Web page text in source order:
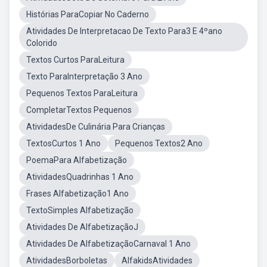
Histórias ParaCopiar No Caderno
Atividades De Interpretacao De Texto Para3 E 4ºano
Colorido
Textos Curtos ParaLeitura
Texto ParaInterpretação 3 Ano
Pequenos Textos ParaLeitura
CompletarTextos Pequenos
AtividadesDe Culinária Para Crianças
TextosCurtos 1 Ano
Pequenos Textos2 Ano
PoemaPara Alfabetização
AtividadesQuadrinhas 1 Ano
Frases Alfabetização1 Ano
TextoSimples Alfabetização
Atividades De AlfabetizaçãoJ
Atividades De AlfabetizaçãoCarnaval 1 Ano
AtividadesBorboletas
AlfakidsAtividades